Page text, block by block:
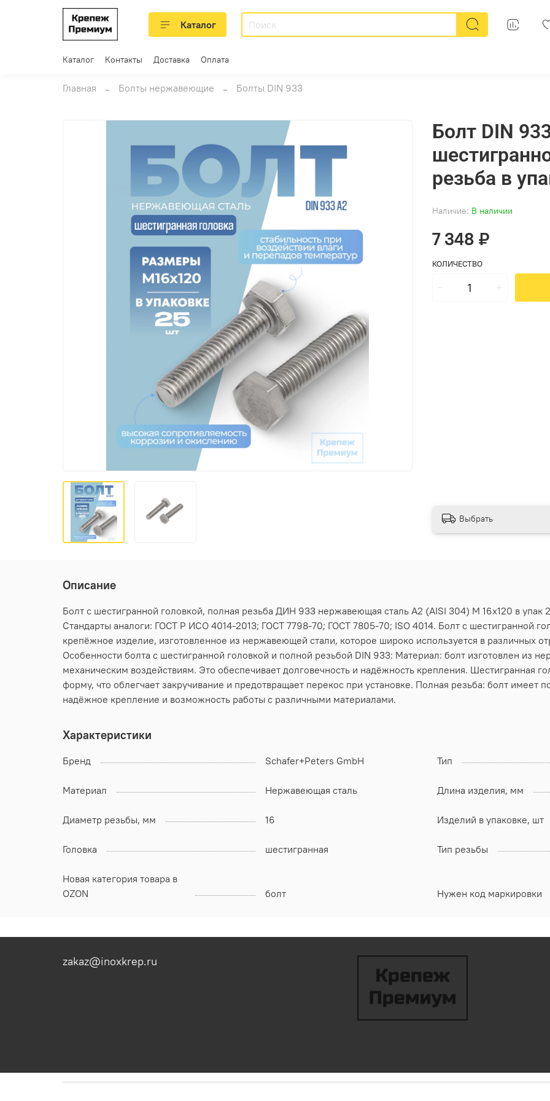
Каталог
Каталог Контакты Доставка Оплата
Главная Болты нержавеющие Болты DIN 933
Наличие: В наличии
Болт DIN
резьба в
7 348 ₽
КОЛИЧЕСТВО
Выбрать
Описание
Болт с шестигранной головкой, полная резьба ДИН 933 нержавеющая сталь А2 (AISI 304) M 16х120 в
Стандарты аналоги: ГОСТ Р ИСО 4014-2013; ГОСТ 7798-70; ГОСТ 7805-70; ISO 4014. Болт с шестигранной
крепёжное изделие, изготовленное из нержавеющей стали, которое широко используется в различных
Особенности болта с шестигранной головкой и полной резьбой DIN 933: Материал: болт изготовлен из
механическим воздействиям. Это обеспечивает долговечность и надёжность крепления. Шестигранная
форму, что облегчает закручивание и предотвращает перекос при установке. Полная резьба: болт имеет
надёжное крепление и возможность работы с различными материалами.
Характеристики
Бренд Schafer+Peters GmbH Тип
Материал Нержавеющая сталь Длина изделия, мм
Диаметр резьбы, мм 16 Изделий в упаковке, шт
Головка шестигранная Тип резьбы
Новая категория товара в
OZON
болт Нужен код маркировки
zakaz@inoxkrep.ru